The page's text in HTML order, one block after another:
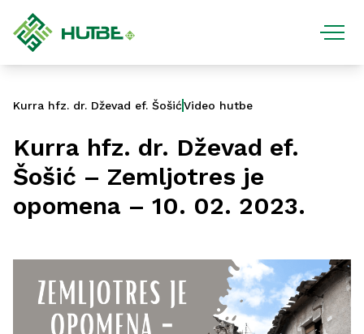
Kurra hfz. dr. Dževad ef. ŠošićVideo hutbe
Kurra hfz. dr. Dževad ef.
Šošić – Zemljotres je
opomena – 10. 02. 2023.